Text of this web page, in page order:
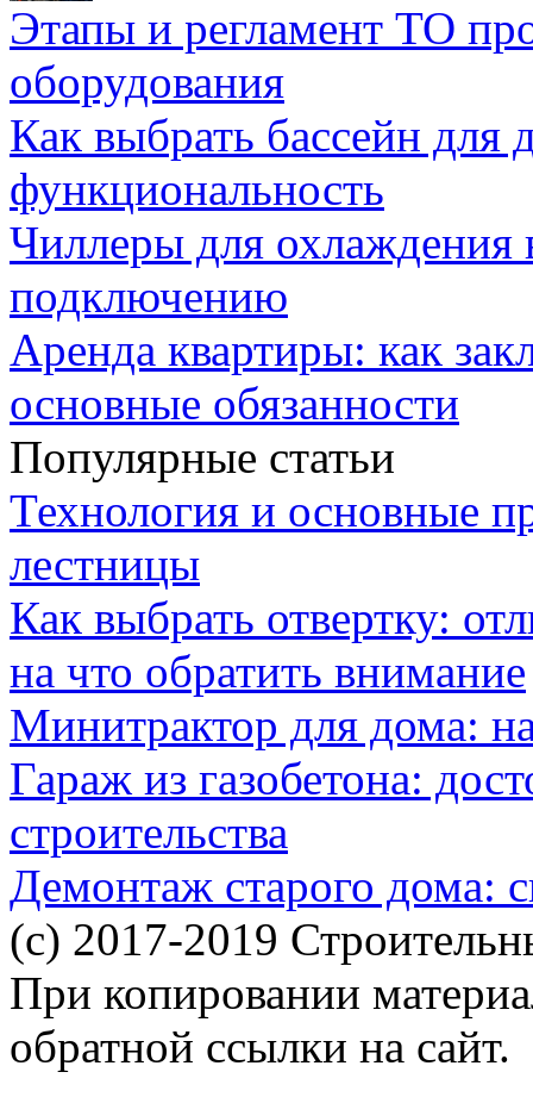
Этапы и регламент ТО
оборудования
Как выбрать бассейн для
функциональность
Чиллеры для охлаждения
подключению
Аренда квартиры: как
основные обязанности
Популярные статьи
Технология и основные
лестницы
Как выбрать отвертку:
на что обратить внимание
Минитрактор для дома:
Гараж из газобетона:
строительства
Демонтаж старого дома:
(c) 2017-2019
При копировании
обратной ссылки на сайт.